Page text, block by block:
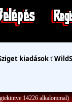
kiadásokť
14226 alkalommal)